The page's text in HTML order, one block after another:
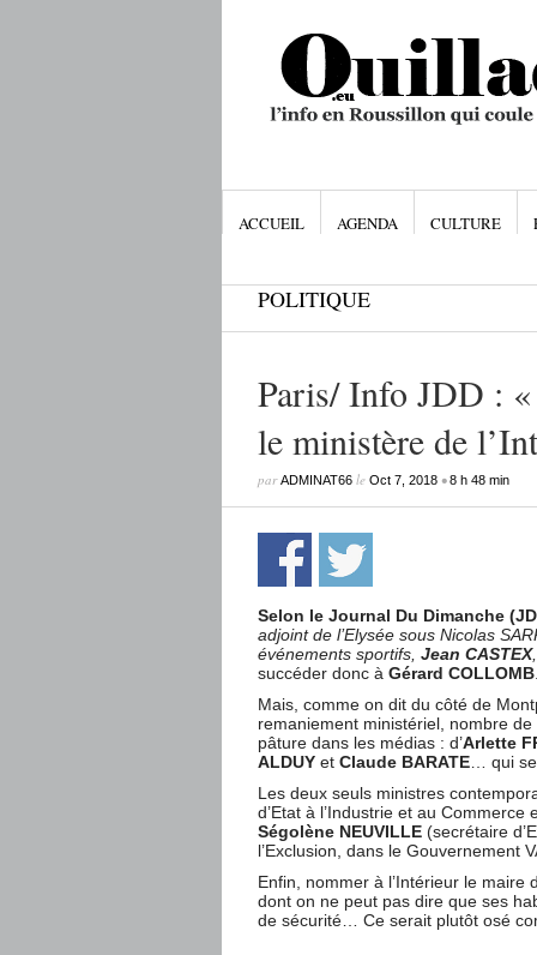
ACCUEIL AGENDA CULTURE
POLITIQUE
Paris/ Info JDD :
le ministère de
parADMINAT66le Oct 7, 2018•8 h 48 min
Selon le Journal Du Dimanche
adjoint de l’Elysée sous Nicolas
événements sportifs, Jean CASTEX
succéder donc à Gérard COLLOMB.
Mais, comme on dit du côté de
remaniement ministériel, nombre
pâture dans les médias : d’Arlette
ALDUYet Claude BARATE… qui se
Les deux seuls ministres
d’Etat à l’Industrie et au
Ségolène NEUVILLE(secrétaire
l’Exclusion, dans le Gouvernement
Enfin, nommer à l’Intérieur le maire
dont on ne peut pas dire que ses
de sécurité… Ce serait plutôt osé